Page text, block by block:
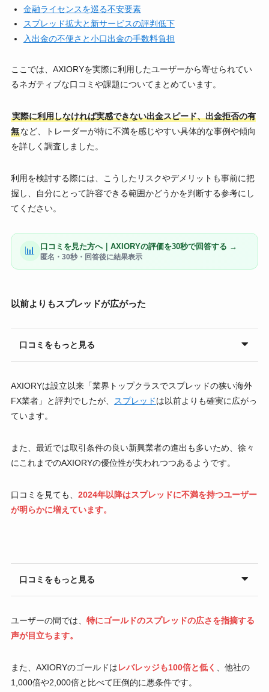
金融ライセンスを巡る不安要素
スプレッド拡大と新サービスの評判低下
入出金の不便さと小口出金の手数料負担
ここでは、AXIORYを実際に利用したユーザーから寄せられてい
るネガティブな口コミや課題についてまとめています。
実際に利用しなければ実感できない出金スピード、出金拒否の有
無など、トレーダーが特に不満を感じやすい具体的な事例や傾向
を詳しく調査しました。
利用を検討する際には、こうしたリスクやデメリットも事前に把
握し、自分にとって許容できる範囲かどうかを判断する参考にし
てください。
📊 口コミを見た方へ｜AXIORYの評価を30秒で回答する →
匿名・30秒・回答後に結果表示
以前よりもスプレッドが広がった
口コミをもっと見る
AXIORYは設立以来「業界トップクラスでスプレッドの狭い海外
FX業者」と評判でしたが、
スプレッドは以前よりも確実に広がっ
ています。
また、最近では取引条件の良い新興業者の進出も多いため、徐々
にこれまでのAXIORYの優位性が失われつつあるようです。
口コミを見ても、 2024年以降はスプレッドに不満を持つユーザー
が明らかに増えています。
口コミをもっと見る
ユーザーの間では、 特にゴールドのスプレッドの広さを指摘する
声が目立ちます。
また、AXIORYのゴールドはレバレッジも100倍と低く
、他社の
1,000倍や2,000倍と比べて圧倒的に悪条件です。